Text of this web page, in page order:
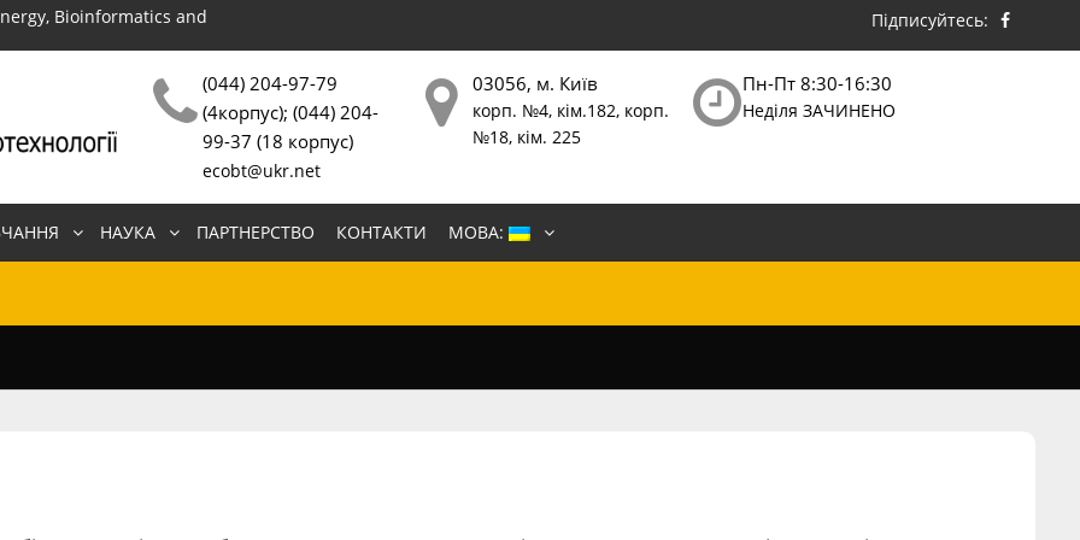
Bioinformatics and Підписуйтесь:
(044) 204-97-79
(4корпус); (044) 204-
99-37 (18 корпус)
ecobt@ukr.net
03056, м. Київ
корп. №4, кім.182, корп.
№18, кім. 225
Пн-Пт 8:30-16:30
Неділя ЗАЧИНЕНО
НАУКА ПАРТНЕРСТВО КОНТАКТИ МОВА: